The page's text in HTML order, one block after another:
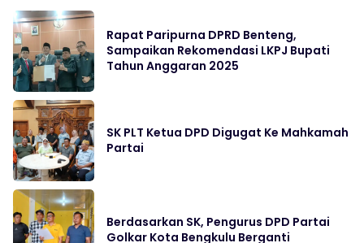
Rapat Paripurna DPRD Benteng,
Sampaikan Rekomendasi LKPJ Bupati
Tahun Anggaran 2025
SK PLT Ketua DPD Digugat Ke Mahkamah
Partai
Berdasarkan SK, Pengurus DPD Partai
Golkar Kota Bengkulu Berganti